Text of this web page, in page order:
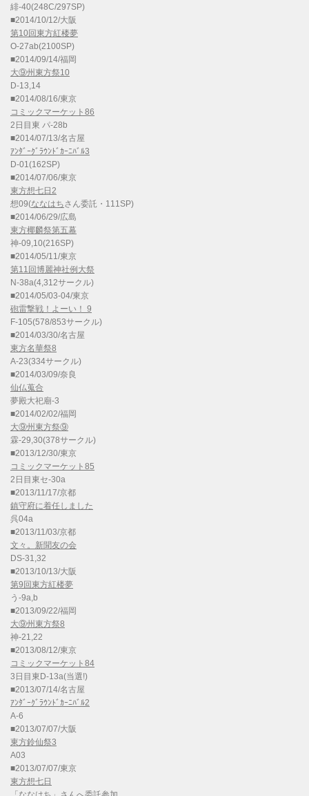
緋-40(248C/297SP)
■2014/10/12/大阪
第10回東方紅楼夢
O-27ab(2100SP)
■2014/09/14/福岡
大⑨州東方祭10
D-13,14
■2014/08/16/東京
コミックマーケット86
2日目東 パ-28b
■2014/07/13/名古屋
ｱﾝﾀﾞｰｸﾞﾗｳﾝﾄﾞｶｰﾆﾊﾞﾙ3
D-01(162SP)
■2014/07/06/東京
東方想七日2
想09(ななはちさん委託・111SP)
■2014/06/29/広島
東方椰麟祭第五幕
神-09,10(216SP)
■2014/05/11/東京
第11回博麗神社例大祭
N-38a(4,312サークル)
■2014/05/03-04/東京
砲雷撃戦！よーい！ 9
F-105(578/853サークル)
■2014/03/30/名古屋
東方名華祭8
A-23(334サークル)
■2014/03/09/奈良
仙仏蒐合
夢殿大祀廟-3
■2014/02/02/福岡
大⑨州東方祭⑨
霖-29,30(378サークル)
■2013/12/30/東京
コミックマーケット85
2日目東セ-30a
■2013/11/17/京都
鎮守府に着任しました
呉04a
■2013/11/03/京都
文々。新聞友の会
DS-31,32
■2013/10/13/大阪
第9回東方紅楼夢
う-9a,b
■2013/09/22/福岡
大⑨州東方祭8
神-21,22
■2013/08/12/東京
コミックマーケット84
3日目東D-13a(当選!)
■2013/07/14/名古屋
ｱﾝﾀﾞｰｸﾞﾗｳﾝﾄﾞｶｰﾆﾊﾞﾙ2
A-6
■2013/07/07/大阪
東方鈴仙祭3
A03
■2013/07/07/東京
東方想七日